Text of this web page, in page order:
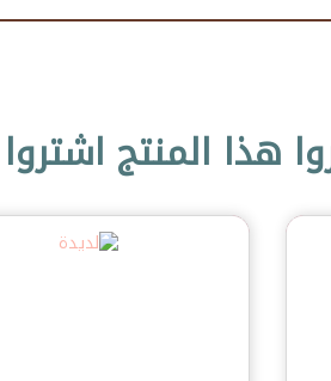
هذا المنتج